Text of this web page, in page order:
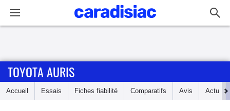
Accueil
TOYOTA AURIS
Accueil Essais Fiches fiabilité Comparatifs Avis Actu